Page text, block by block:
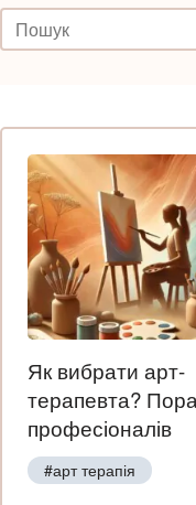
Як вибрати арт-
терапевта?
професіоналів
#арт терапія